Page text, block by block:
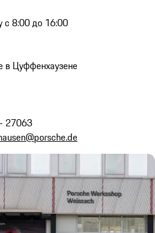
с 8:00 до 16:00
в Цуффенхаузене
27063